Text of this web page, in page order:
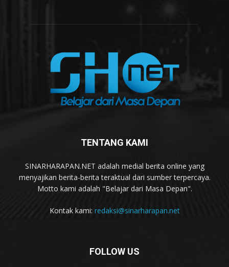
TENTANG KAMI
SINARHARAPAN.NET adalah medial berita online yang
menyajikan berita-berita teraktual dari sumber terpercaya.
Motto kami adalah "Belajar dari Masa Depan".
Kontak kami: redaksi@sinarharapan.net
FOLLOW US